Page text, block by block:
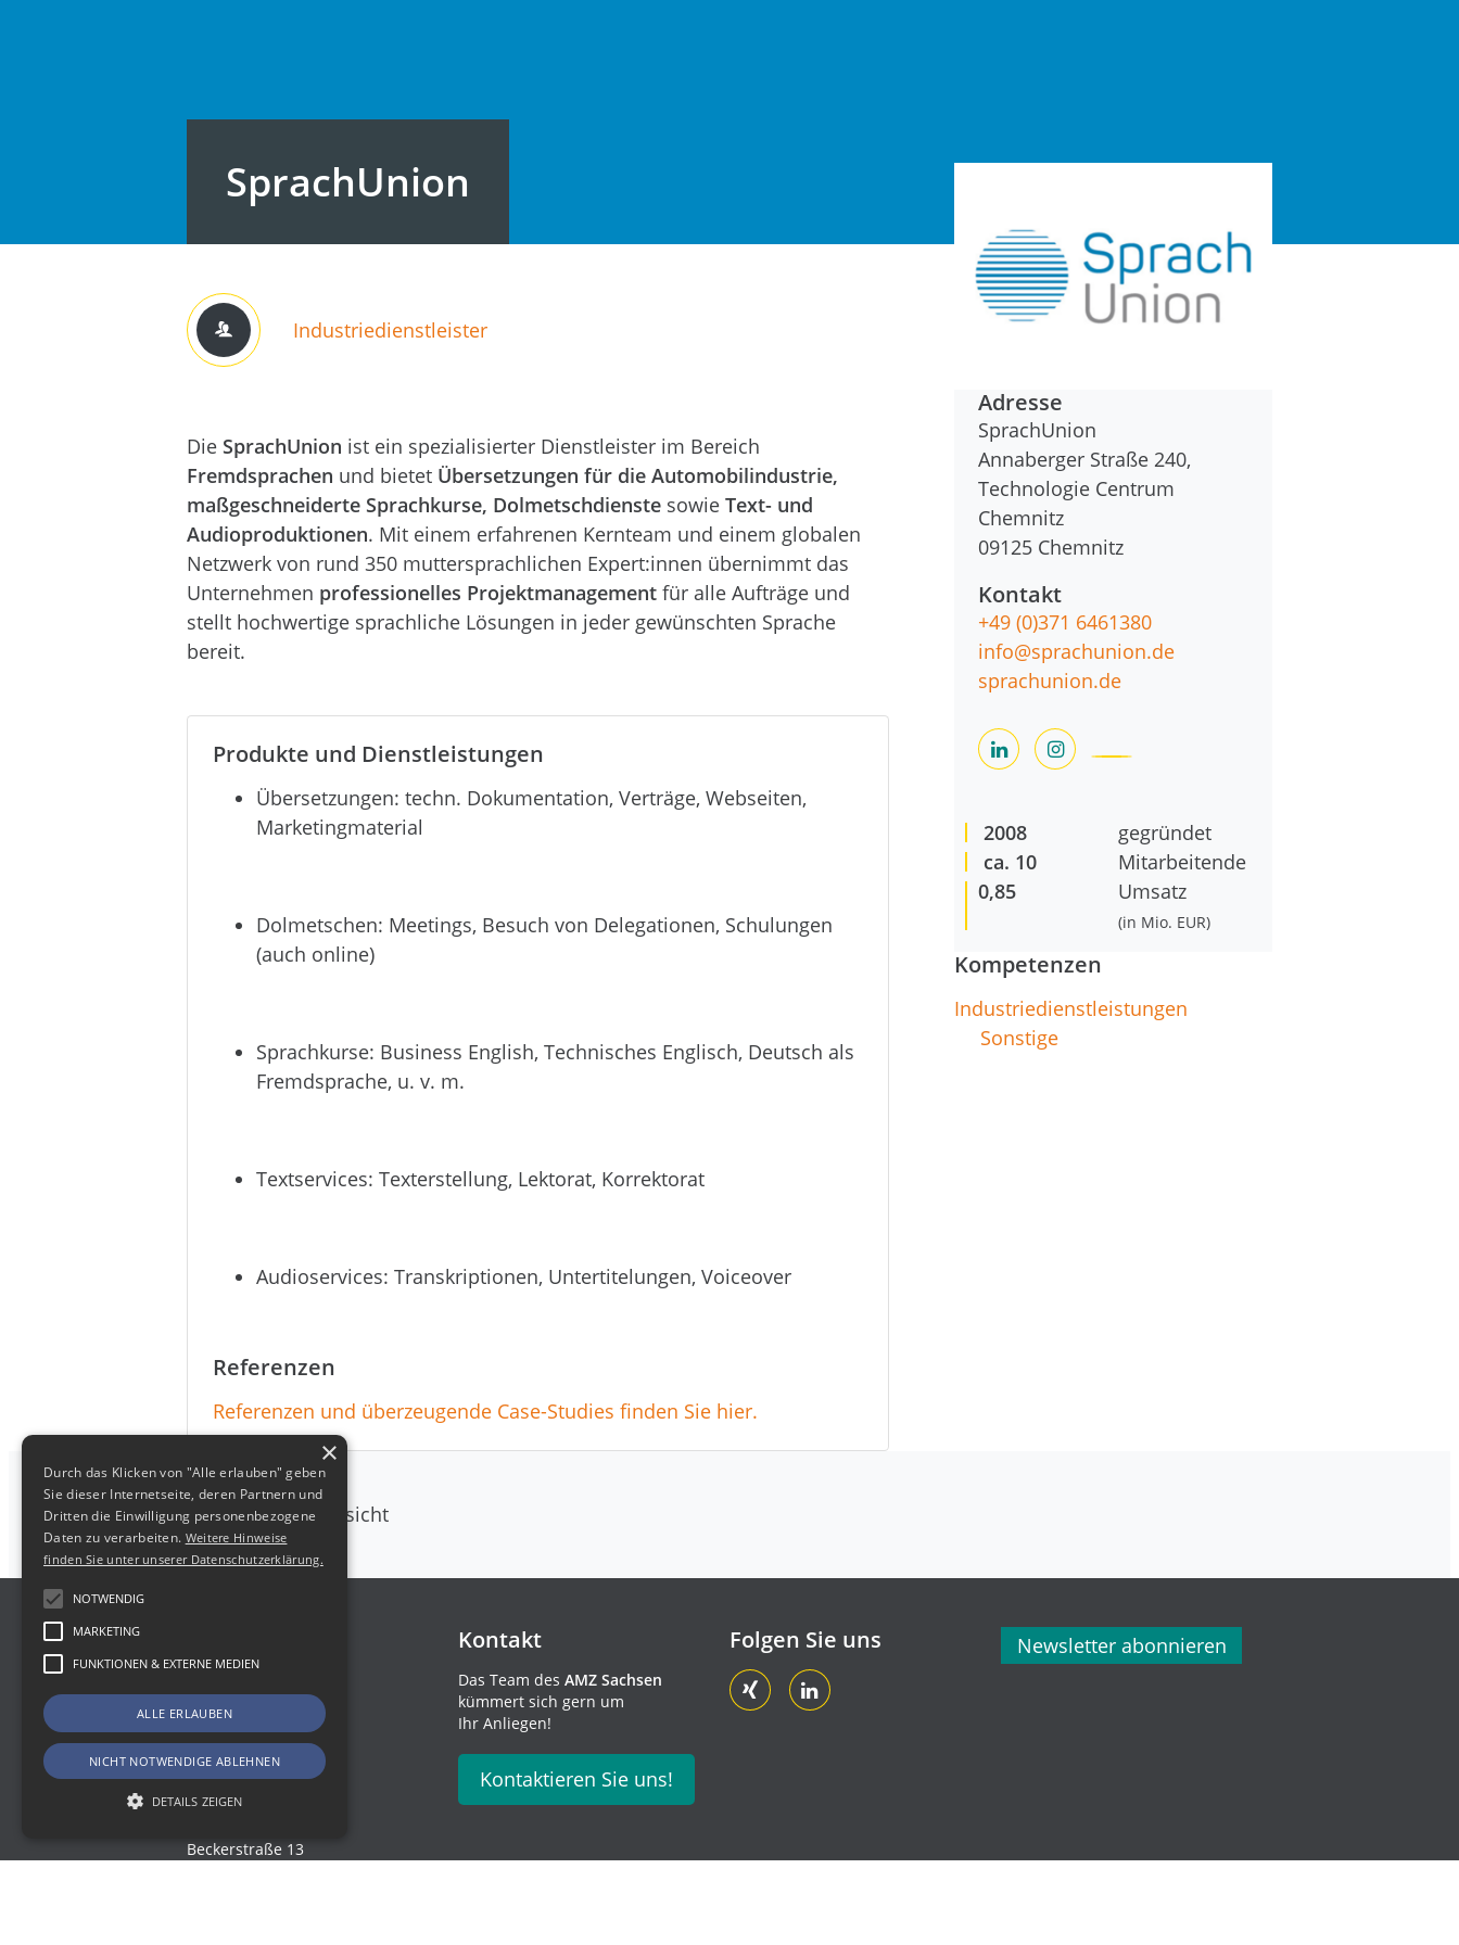
SprachUnion
Industrie­dienstleister
Die SprachUnion ist ein spezialisierter Dienstleister im Bereich
Fremdsprachen und bietet Übersetzungen für die Automobilindustrie,
maßgeschneiderte Sprachkurse, Dolmetschdienste sowie Text- und
Audioproduktionen. Mit einem erfahrenen Kernteam und einem globalen
Netzwerk von rund 350 muttersprachlichen Expert:innen übernimmt das
Unternehmen professionelles Projektmanagement für alle Aufträge und
stellt hochwertige sprachliche Lösungen in jeder gewünschten Sprache
bereit.
Produkte und Dienstleistungen
Übersetzungen: techn. Dokumentation, Verträge, Webseiten,
Marketingmaterial
Dolmetschen: Meetings, Besuch von Delegationen, Schulungen
(auch online)
Sprachkurse: Business English, Technisches Englisch, Deutsch als
Fremdsprache, u. v. m.
Textservices: Texterstellung, Lektorat, Korrektorat
Audioservices: Transkriptionen, Untertitelungen, Voiceover
Referenzen
Referenzen und überzeugende Case-Studies finden Sie hier.
Adresse
SprachUnion
Annaberger Straße 240,
Technologie Centrum
Chemnitz
09125 Chemnitz
Kontakt
+49 (0)371 6461380
info@sprachunion.de
sprachunion.de
2008
gegründet
ca. 10
Mitarbeitende
0,85
Umsatz
(in Mio. EUR)
Kompetenzen
Industriedienstleistungen
Sonstige
Zurück zur Übersicht
Kontakte und Newsletter
World Trade Center
Freiberger Straße 35
01067 Dresden
Beckerstraße 13
Kontakt
Das Team des AMZ Sachsen
kümmert sich gern um
Ihr Anliegen!
Kontaktieren Sie uns!
Folgen Sie uns Newsletter abonnieren
×
Durch das Klicken von "Alle erlauben" geben
Sie dieser Internetseite, deren Partnern und
Dritten die Einwilligung personenbezogene
Daten zu verarbeiten. Weitere Hinweise
finden Sie unter unserer Datenschutzerklärung.
NOTWENDIG
MARKETING
FUNKTIONEN & EXTERNE MEDIEN
ALLE ERLAUBEN
NICHT NOTWENDIGE ABLEHNEN
DETAILS ZEIGEN